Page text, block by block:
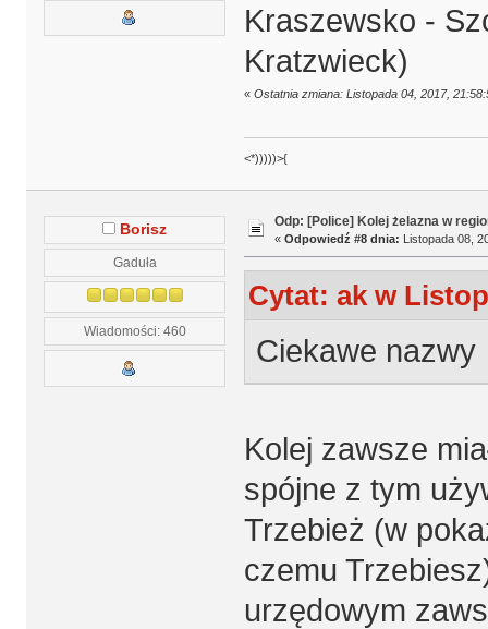
Kraszewsko -
Kratzwieck)
« Ostatnia zmiana: Listopada 04, 2017,
<*)))))>{
Borisz
Gaduła
Wiadomości: 460
Odp: [Police] Kolej żelazna w
« Odpowiedź #8 dnia: Listopada 08,
Cytat: ak w
Ciekawe nazwy
Kolej zawsze
spójne z tym
Trzebież (w
czemu
urzędowym